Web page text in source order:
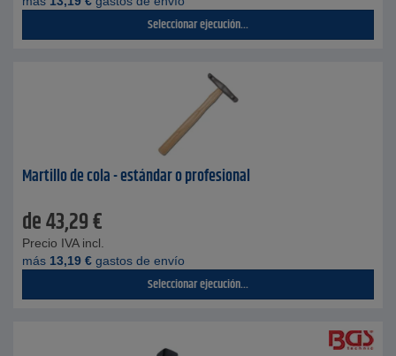
Seleccionar ejecución...
Martillo de cola - estándar o profesional
de43,29€
Precio IVA incl.
más 13,19 € gastos de envío
Seleccionar ejecución...